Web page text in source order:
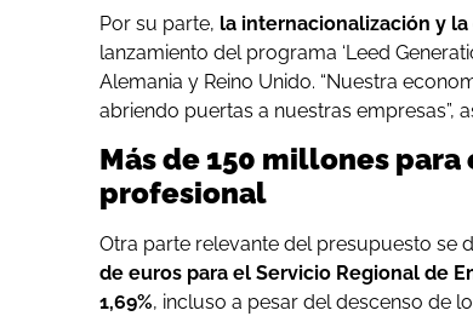
Por su parte, la internacionalización y
lanzamiento del programa ‘Leed
Alemania y Reino Unido. “Nuestra
abriendo puertas a nuestras empresas”,
Más de 150 millones
profesional
Otra parte relevante del presupuesto se
de euros para el Servicio Regional de
1,69%, incluso a pesar del descenso de